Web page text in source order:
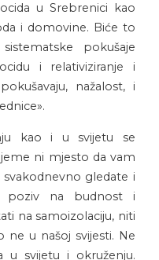
u Srebrenici kao
i domovine. Biće to
pokušaje
i relativiziranje i
nažalost, i
kao i u svijetu se
ni mjesto da vam
gledate i
poziv na budnost i
na samoizolaciju, niti
ne u našoj svijesti. Ne
u svijetu i okruženju.